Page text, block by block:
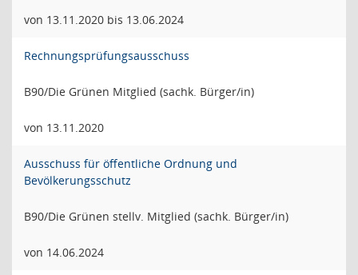
von 13.11.2020 bis 13.06.2024
Rechnungsprüfungsausschuss
B90/Die Grünen Mitglied (sachk. Bürger/in)
von 13.11.2020
Ausschuss für öffentliche Ordnung und
Bevölkerungsschutz
B90/Die Grünen stellv. Mitglied (sachk. Bürger/in)
von 14.06.2024